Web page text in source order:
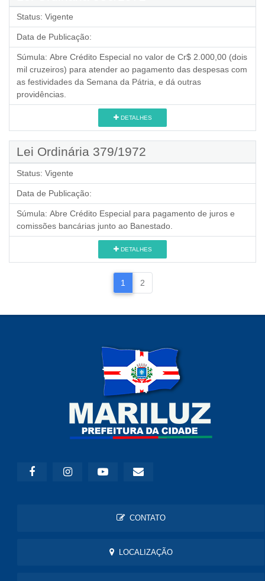
Status: Vigente
Data de Publicação:
Súmula: Abre Crédito Especial no valor de Cr$ 2.000,00 (dois
mil cruzeiros) para atender ao pagamento das despesas com
as festividades da Semana da Pátria, e dá outras
providências.
DETALHES
Lei Ordinária 379/1972
Status: Vigente
Data de Publicação:
Súmula: Abre Crédito Especial para pagamento de juros e
comissões bancárias junto ao Banestado.
DETALHES
1 2
CONTATO
LOCALIZAÇÃO